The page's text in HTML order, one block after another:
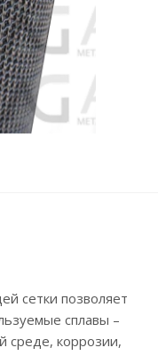
сетки позволяет
сплавы –
среде, коррозии,